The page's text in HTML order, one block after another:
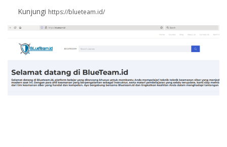
Kunjungi https://blueteam.id/